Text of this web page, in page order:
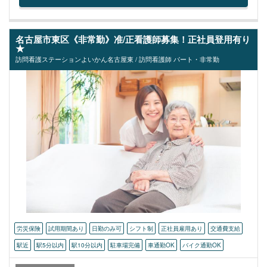
名古屋市東区《非常勤》准/正看護師募集！正社員登用有り
★
訪問看護ステーションよいかん名古屋東 / 訪問看護師 パート・非常勤
労災保険 試用期間あり 日勤のみ可 シフト制 正社員雇用あり
交通費支給
駅近
駅5分以内 駅10分以内 駐車場完備 車通勤OK バイク通勤OK